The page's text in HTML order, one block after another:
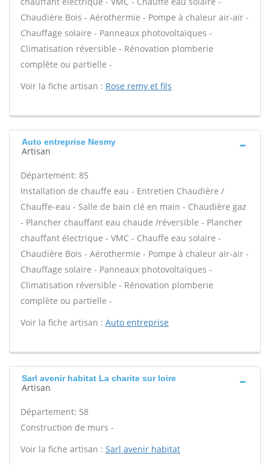
Chaudière Bois - Aérothermie - Pompe à chaleur air-air -
Chauffage solaire - Panneaux photovoltaïques -
Climatisation réversible - Rénovation plomberie
complète ou partielle -
Voir la fiche artisan : Rose remy et fils
Auto entreprise Nesmy
Artisan
Département: 85
Installation de chauffe eau - Entretien Chaudière /
Chauffe-eau - Salle de bain clé en main - Chaudière gaz
- Plancher chauffant eau chaude /réversible - Plancher
chauffant électrique - VMC - Chauffe eau solaire -
Chaudière Bois - Aérothermie - Pompe à chaleur air-air -
Chauffage solaire - Panneaux photovoltaïques -
Climatisation réversible - Rénovation plomberie
complète ou partielle -
Voir la fiche artisan : Auto entreprise
Sarl avenir habitat La charite sur loire
Artisan
Département: 58
Construction de murs -
Voir la fiche artisan : Sarl avenir habitat